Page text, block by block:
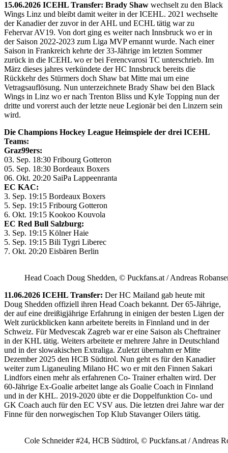
15.06.2026 ICEHL Transfer: Brady Shaw wechselt zu den Black
Wings Linz und bleibt damit weiter in der ICEHL. 2021 wechselte
der Kanadier der zuvor in der AHL und ECHL tätig war zu
Fehervar AV19. Von dort ging es weiter nach Innsbruck wo er in
der Saison 2022-2023 zum Liga MVP ernannt wurde. Nach einer
Saison in Frankreich kehrte der 33-Jährige im letzten Sommer
zurück in die ICEHL wo er bei Ferencvarosi TC unterschrieb. Im
März dieses jahres verkündete der HC Innsbruck bereits die
Rückkehr des Stürmers doch Shaw bat Mitte mai um eine
Vetragsauflösung. Nun unterzeichnete Brady Shaw bei den Black
Wings in Linz wo er nach Trenton Bliss und Kyle Topping nun der
dritte und vorerst auch der letzte neue Legionär bei den Linzern sein
wird.
Die Champions Hockey League Heimspiele der drei ICEHL
Teams:
Graz99ers:
03. Sep. 18:30 Fribourg Gotteron
05. Sep. 18:30 Bordeaux Boxers
06. Okt. 20:20 SaiPa Lappeenranta
EC KAC:
3. Sep. 19:15 Bordeaux Boxers
5. Sep. 19:15 Fribourg Gotteron
6. Okt. 19:15 Kookoo Kouvola
EC Red Bull Salzburg:
3. Sep. 19:15 Kölner Haie
5. Sep. 19:15 Bili Tygri Liberec
7. Okt. 20:20 Eisbären Berlin
Head Coach Doug Shedden, © Puckfans.at / Andreas
11.06.2026 ICEHL Transfer: Der HC Mailand gab heute mit
Doug Shedden offiziell ihren Head Coach bekannt. Der 65-Jährige,
der auf eine dreißigjährige Erfahrung in einigen der besten Ligen der
Welt zurückblicken kann arbeitete bereits in Finnland und in der
Schweiz. Für Medvescak Zagreb war er eine Saison als Cheftrainer
in der KHL tätig. Weiters arbeitete er mehrere Jahre in Deutschland
und in der slowakischen Extraliga. Zuletzt übernahm er Mitte
Dezember 2025 den HCB Südtirol. Nun geht es für den Kanadier
weiter zum Liganeuling Milano HC wo er mit den Finnen Sakari
Lindfors einen mehr als erfahrenen Co- Trainer erhalten wird. Der
60-Jährige Ex-Goalie arbeitet lange als Goalie Coach in Finnland
und in der KHL. 2019-2020 übte er die Doppelfunktion Co- und
GK Coach auch für den EC VSV aus. Die letzten drei Jahre war der
Finne für den norwegischen Top Klub Stavanger Oilers tätig.
Cole Schneider #24, HCB Südtirol, © Puckfans.at / Andreas